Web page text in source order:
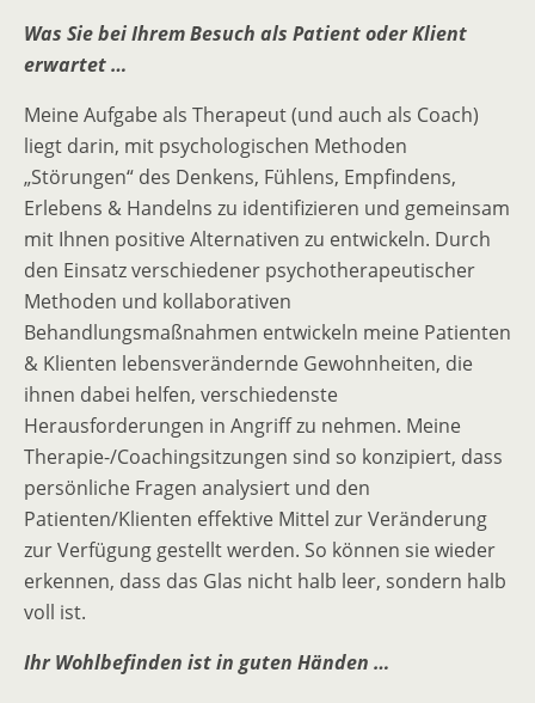
Was Sie bei Ihrem Besuch als Patient oder Klient
erwartet …
Meine Aufgabe als Therapeut (und auch als Coach)
liegt darin, mit psychologischen Methoden
„Störungen“ des Denkens, Fühlens, Empfindens,
Erlebens & Handelns zu identifizieren und gemeinsam
mit Ihnen positive Alternativen zu entwickeln. Durch
den Einsatz verschiedener psychotherapeutischer
Methoden und kollaborativen
Behandlungsmaßnahmen entwickeln meine Patienten
& Klienten lebensverändernde Gewohnheiten, die
ihnen dabei helfen, verschiedenste
Herausforderungen in Angriff zu nehmen. Meine
Therapie-/Coachingsitzungen sind so konzipiert, dass
persönliche Fragen analysiert und den
Patienten/Klienten effektive Mittel zur Veränderung
zur Verfügung gestellt werden. So können sie wieder
erkennen, dass das Glas nicht halb leer, sondern halb
voll ist.
Ihr Wohlbefinden ist in guten Händen …